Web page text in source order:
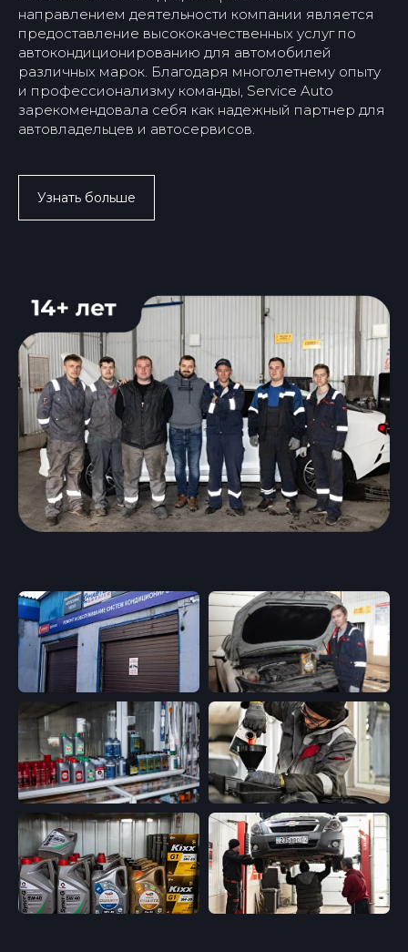
направлением деятельности компании является
предоставление высококачественных услуг по
автокондиционированию для автомобилей
различных марок. Благодаря многолетнему опыту
и профессионализму команды, Service Auto
зарекомендовала себя как надежный партнер для
автовладельцев и автосервисов.
Узнать больше
Обучение в
автосервисе
Ослуживание
Ремонт топливной
системы «бензин»
Чистка форсунок
Проверка бензонасоса на
стенде
Замена бензонасоса
Замена маслоотражателей
Замена сальников
Замена помпы
Замена радиаторов
Замена прокладки
клапанной крышки
Замена свечей зажигания
Замена свечей
накаливания
Ремонт тормозной
системы
Проточка тормозных
дисков
Замена рем.комплектов
суппортов
Диагностика
Компьютерная
диагностика
Диагностика ходовой
части
Диагностика
видеоэндоскопом
Замена масла
Замена моторного масла
Замена масла МКПП
Замена масла АКПП
фильтра
фильтра
жидкости
Регулировка фар
Шиномонтаж и
балансировка колес
Установка
подогревателей
дизельного топлива
Чистка радиатора печки
Ремонт / реставрация
авто стекол
охлаждения
Диагностика и ремонт
дизельных
механических форсунок
Сотрудничество
Заправка и ремонт
автокондиционера
Заправка
автокондиционера
Изготовление шлангов
автокондиционера
Дезинфекция
автокондиционера
Замена радиатора печки,
испарителя кондиционера
Промывка системы
кондиционирования
Пайка алюминиевых
трубок
Шланги заднего
Ходовая часть
Ремонт ходовой части
Ремонт тормозной части
Замена тормозных
Замена привода